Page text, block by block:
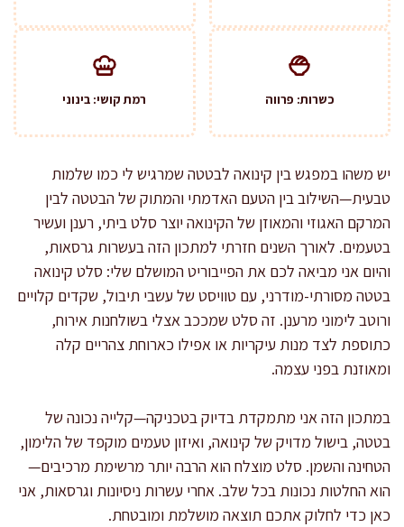
כשרות: פרווה רמת קושי: בינוני
יש משהו במפגש בין קינואה לבטטה שמרגיש לי כמו שלמות
טבעית—השילוב בין הטעם האדמתי והמתוק של הבטטה לבין
המרקם האגוזי והמאוזן של הקינואה יוצר סלט ביתי, רענן ועשיר
בטעמים. לאורך השנים חזרתי למתכון הזה בעשרות גרסאות,
והיום אני מביאה לכם את הפייבוריט המושלם שלי: סלט קינואה
בטטה מסורתי-מודרני, עם טוויסט של עשבי תיבול, שקדים קלויים
ורוטב לימוני מרענן. זה סלט שמככב אצלי בשולחנות אירוח,
כתוספת לצד מנות עיקריות או אפילו כארוחת צהריים קלה
ומאוזנת בפני עצמה.
במתכון הזה אני מתמקדת בדיוק בטכניקה—קלייה נכונה של
בטטה, בישול מדויק של קינואה, ואיזון טעמים מוקפד של הלימון,
הטחינה והשמן. סלט מוצלח הוא הרבה יותר מרשימת מרכיבים—
הוא החלטות נכונות בכל שלב. אחרי עשרות ניסיונות וגרסאות, אני
כאן כדי לחלוק אתכם תוצאה מושלמת ומובטחת.